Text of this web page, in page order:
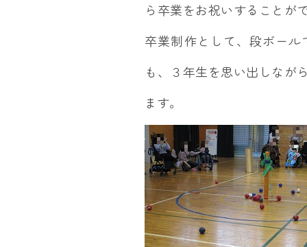
ら卒業をお祝いすることが
卒業制作として、段ボー
も、３年生を思い出しなが
ます。